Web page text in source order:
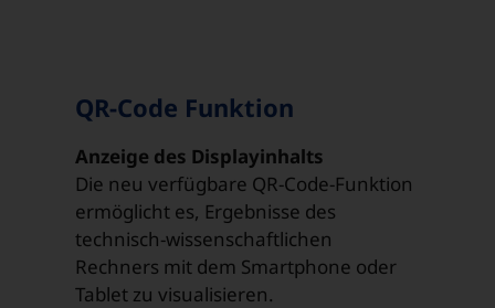
QR-Code Funktion
Anzeige des Displayinhalts
Die neu verfügbare QR-Code-Funktion
ermöglicht es, Ergebnisse des
technisch-wissenschaftlichen
Rechners mit dem Smartphone oder
Tablet zu visualisieren.